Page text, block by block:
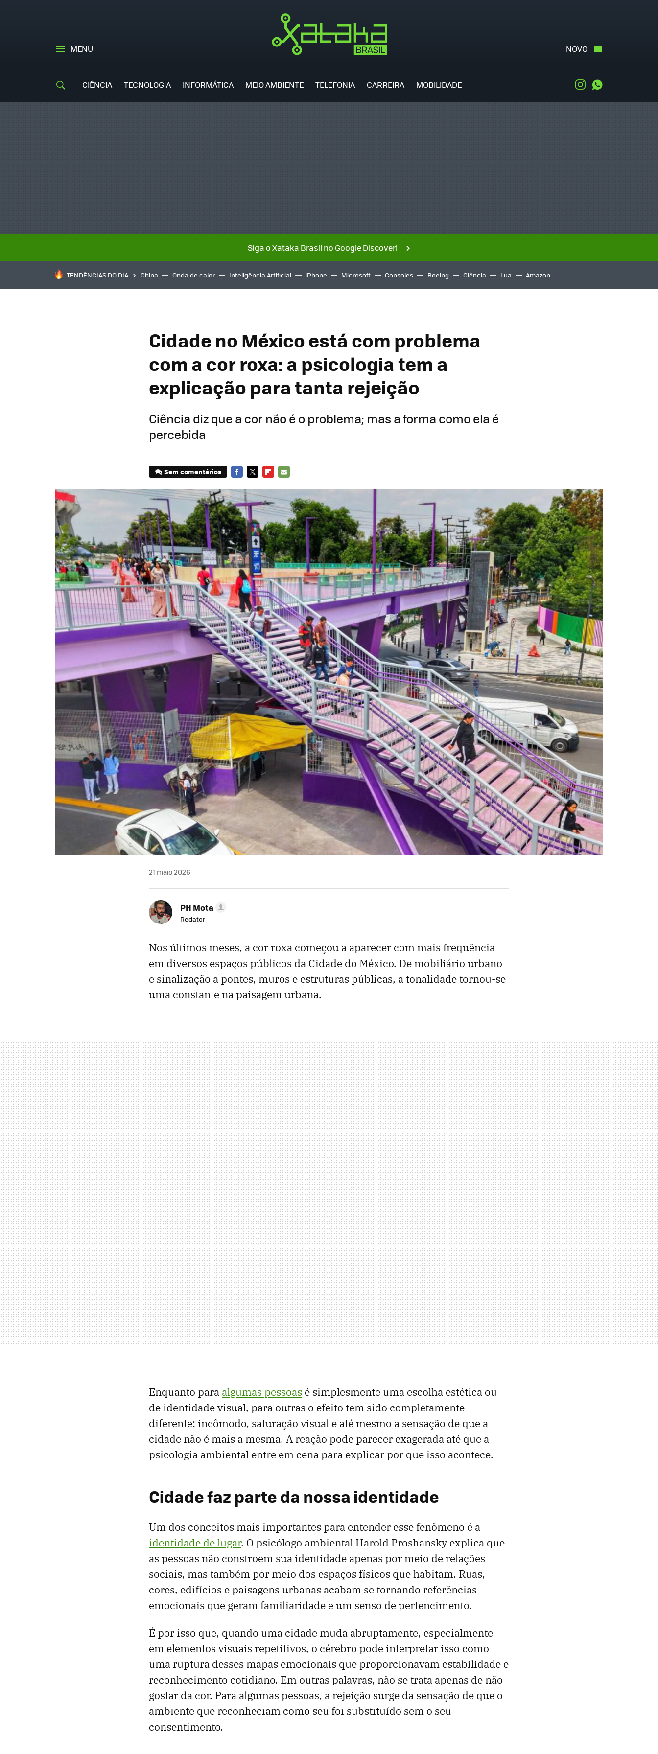
MENU NOVO
CIÊNCIA TECNOLOGIA INFORMÁTICA MEIO AMBIENTE TELEFONIA CARREIRA MOBILIDADE Instagram
Siga o Xataka Brasil no Google Discover!
TENDÊNCIAS DO DIA China Onda de calor Inteligência Artificial iPhone Microsoft Consoles Boeing Ciência Lua Amazon
Cidade no México está com problema
com a cor roxa: a psicologia tem a
explicação para tanta rejeição
Ciência diz que a cor não é o problema; mas a forma como ela é
percebida
Sem comentários
21 maio 2026
PH Mota
Redator
Nos últimos meses, a cor roxa começou a aparecer com mais frequência
em diversos espaços públicos da Cidade do México. De mobiliário urbano
e sinalização a pontes, muros e estruturas públicas, a tonalidade tornou-se
uma constante na paisagem urbana.
Enquanto para algumas pessoas é simplesmente uma escolha estética ou
de identidade visual, para outras o efeito tem sido completamente
diferente: incômodo, saturação visual e até mesmo a sensação de que a
cidade não é mais a mesma. A reação pode parecer exagerada até que a
psicologia ambiental entre em cena para explicar por que isso acontece.
Cidade faz parte da nossa identidade
Um dos conceitos mais importantes para entender esse fenômeno é a
identidade de lugar. O psicólogo ambiental Harold Proshansky explica que
as pessoas não constroem sua identidade apenas por meio de relações
sociais, mas também por meio dos espaços físicos que habitam. Ruas,
cores, edifícios e paisagens urbanas acabam se tornando referências
emocionais que geram familiaridade e um senso de pertencimento.
É por isso que, quando uma cidade muda abruptamente, especialmente
em elementos visuais repetitivos, o cérebro pode interpretar isso como
uma ruptura desses mapas emocionais que proporcionavam estabilidade e
reconhecimento cotidiano. Em outras palavras, não se trata apenas de não
gostar da cor. Para algumas pessoas, a rejeição surge da sensação de que o
ambiente que reconheciam como seu foi substituído sem o seu
consentimento.